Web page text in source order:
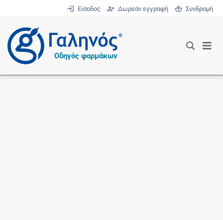
Είσοδος Δωρεάν εγγραφή Συνδρομή
®
Οδηγός φαρμάκων